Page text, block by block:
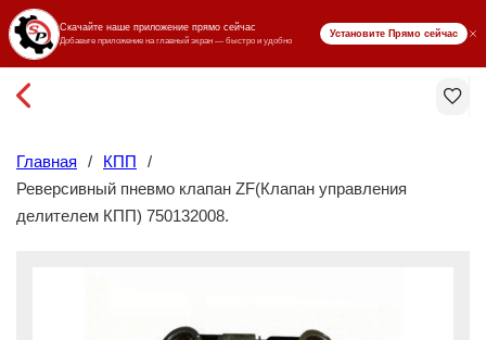
₸ KZT
Главная / КПП
/
Реверсивный пневмо клапан ZF(Клапан управления
делителем КПП) 750132008.